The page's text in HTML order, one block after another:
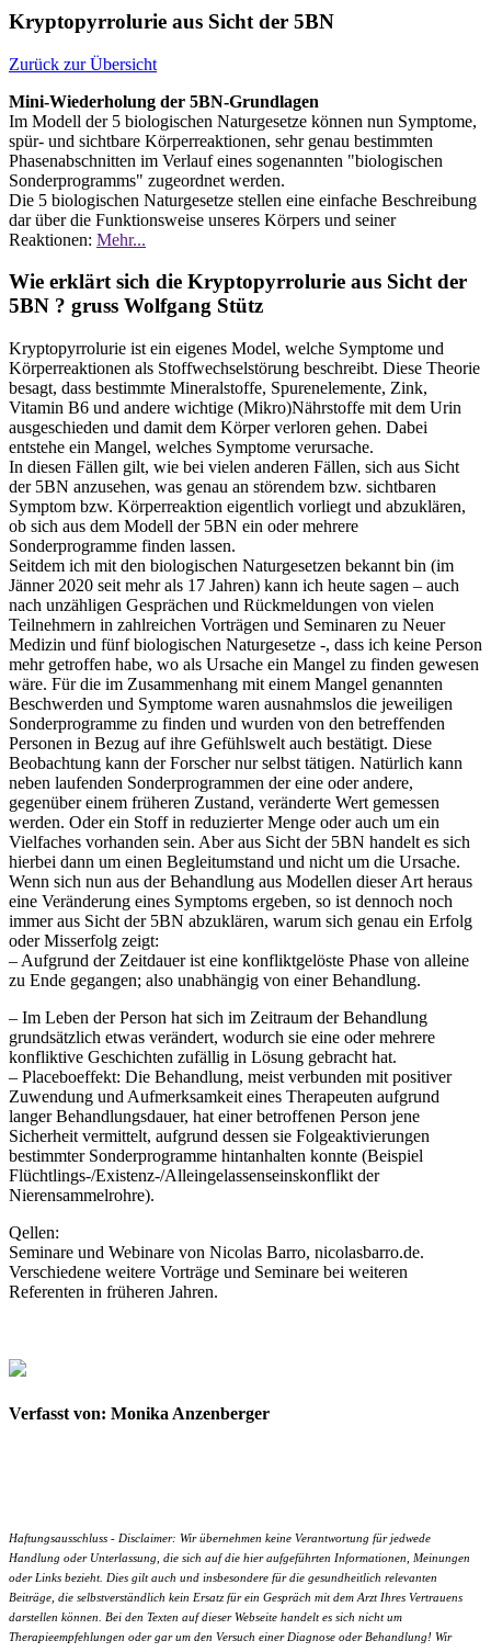
Kryptopyrrolurie aus Sicht der 5BN
Zurück zur Übersicht
Mini-Wiederholung der 5BN-Grundlagen
Im Modell der 5 biologischen Naturgesetze können nun Symptome,
spür- und sichtbare Körperreaktionen, sehr genau bestimmten
Phasenabschnitten im Verlauf eines sogenannten "biologischen
Sonderprogramms" zugeordnet werden.
Die 5 biologischen Naturgesetze stellen eine einfache Beschreibung
dar über die Funktionsweise unseres Körpers und seiner
Reaktionen: Mehr...
Wie erklärt sich die Kryptopyrrolurie aus Sicht der
5BN ? gruss Wolfgang Stütz
Kryptopyrrolurie ist ein eigenes Model, welche Symptome und
Körperreaktionen als Stoffwechselstörung beschreibt. Diese Theorie
besagt, dass bestimmte Mineralstoffe, Spurenelemente, Zink,
Vitamin B6 und andere wichtige (Mikro)Nährstoffe mit dem Urin
ausgeschieden und damit dem Körper verloren gehen. Dabei
entstehe ein Mangel, welches Symptome verursache.
In diesen Fällen gilt, wie bei vielen anderen Fällen, sich aus Sicht
der 5BN anzusehen, was genau an störendem bzw. sichtbaren
Symptom bzw. Körperreaktion eigentlich vorliegt und abzuklären,
ob sich aus dem Modell der 5BN ein oder mehrere
Sonderprogramme finden lassen.
Seitdem ich mit den biologischen Naturgesetzen bekannt bin (im
Jänner 2020 seit mehr als 17 Jahren) kann ich heute sagen – auch
nach unzähligen Gesprächen und Rückmeldungen von vielen
Teilnehmern in zahlreichen Vorträgen und Seminaren zu Neuer
Medizin und fünf biologischen Naturgesetze -, dass ich keine Person
mehr getroffen habe, wo als Ursache ein Mangel zu finden gewesen
wäre. Für die im Zusammenhang mit einem Mangel genannten
Beschwerden und Symptome waren ausnahmslos die jeweiligen
Sonderprogramme zu finden und wurden von den betreffenden
Personen in Bezug auf ihre Gefühlswelt auch bestätigt. Diese
Beobachtung kann der Forscher nur selbst tätigen. Natürlich kann
neben laufenden Sonderprogrammen der eine oder andere,
gegenüber einem früheren Zustand, veränderte Wert gemessen
werden. Oder ein Stoff in reduzierter Menge oder auch um ein
Vielfaches vorhanden sein. Aber aus Sicht der 5BN handelt es sich
hierbei dann um einen Begleitumstand und nicht um die Ursache.
Wenn sich nun aus der Behandlung aus Modellen dieser Art heraus
eine Veränderung eines Symptoms ergeben, so ist dennoch noch
immer aus Sicht der 5BN abzuklären, warum sich genau ein Erfolg
oder Misserfolg zeigt:
– Aufgrund der Zeitdauer ist eine konfliktgelöste Phase von alleine
zu Ende gegangen; also unabhängig von einer Behandlung.
– Im Leben der Person hat sich im Zeitraum der Behandlung
grundsätzlich etwas verändert, wodurch sie eine oder mehrere
konfliktive Geschichten zufällig in Lösung gebracht hat.
– Placeboeffekt: Die Behandlung, meist verbunden mit positiver
Zuwendung und Aufmerksamkeit eines Therapeuten aufgrund
langer Behandlungsdauer, hat einer betroffenen Person jene
Sicherheit vermittelt, aufgrund dessen sie Folgeaktivierungen
bestimmter Sonderprogramme hintanhalten konnte (Beispiel
Flüchtlings-/Existenz-/Alleingelassenseinskonflikt der
Nierensammelrohre).
Qellen:
Seminare und Webinare von Nicolas Barro, nicolasbarro.de.
Verschiedene weitere Vorträge und Seminare bei weiteren
Referenten in früheren Jahren.
Verfasst von: Monika Anzenberger
Haftungsausschluss - Disclaimer: Wir übernehmen keine Verantwortung für jedwede
Handlung oder Unterlassung, die sich auf die hier aufgeführten Informationen, Meinungen
oder Links bezieht. Dies gilt auch und insbesondere für die gesundheitlich relevanten
Beiträge, die selbstverständlich kein Ersatz für ein Gespräch mit dem Arzt Ihres Vertrauens
darstellen können. Bei den Texten auf dieser Webseite handelt es sich nicht um
Therapieempfehlungen oder gar um den Versuch einer Diagnose oder Behandlung! Wir